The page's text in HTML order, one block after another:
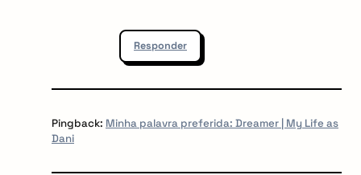
Responder
Pingback: Minha palavra preferida: Dreamer | My Life as
Dani